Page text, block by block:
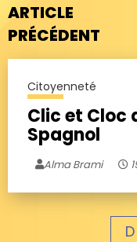
ARTICLE
PRÉCÉDENT
Citoyenneté
Clic et Cloc
Spagnol
Alma Brami